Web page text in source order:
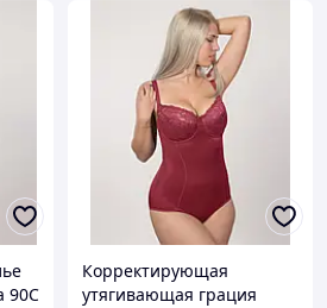
90C
Корректирующая
утягивающая грация